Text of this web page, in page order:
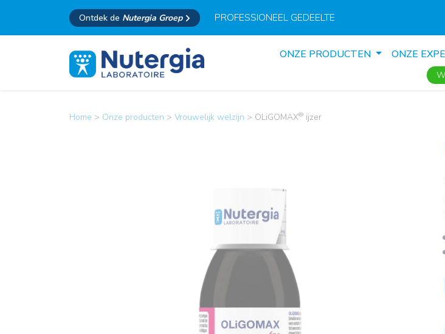
Ontdek de Nutergia Groep PROFESSIONEEL GEDEELTE
ONZE PRODUCTEN ONZE
Home > Onze producten > Vrouwelijk welzijn > OLiGOMAX® ijzer